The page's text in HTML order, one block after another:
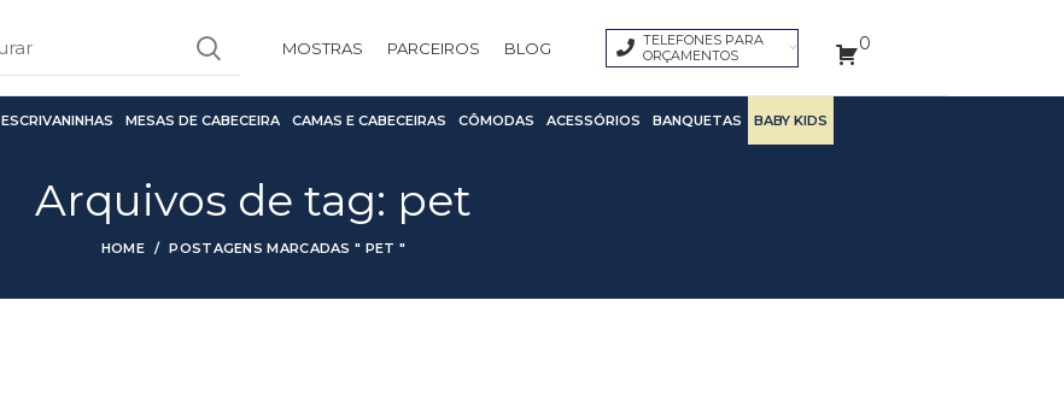
MOSTRAS PARCEIROS BLOG
TELEFONES PARA
ORÇAMENTOS
0
ESCRIVANINHAS MESAS DE CABECEIRA CAMAS E CABECEIRAS CÔMODAS ACESSÓRIOS BANQUETAS BABY KIDS
Arquivos de tag: pet
HOME POSTAGENS MARCADAS " PET "